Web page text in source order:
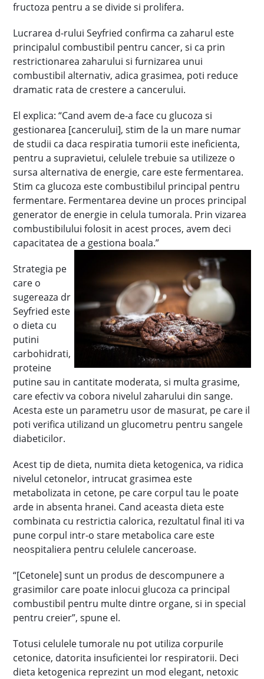
fructoza pentru a se divide si prolifera.
Lucrarea d-rului Seyfried confirma ca zaharul este
principalul combustibil pentru cancer, si ca prin
restrictionarea zaharului si furnizarea unui
combustibil alternativ, adica grasimea, poti reduce
dramatic rata de crestere a cancerului.
El explica: “Cand avem de-a face cu glucoza si
gestionarea [cancerului], stim de la un mare numar
de studii ca daca respiratia tumorii este ineficienta,
pentru a supravietui, celulele trebuie sa utilizeze o
sursa alternativa de energie, care este fermentarea.
Stim ca glucoza este combustibilul principal pentru
fermentare. Fermentarea devine un proces principal
generator de energie in celula tumorala. Prin vizarea
combustibilului folosit in acest proces, avem deci
capacitatea de a gestiona boala.”
Strategia pe
care o
sugereaza dr
Seyfried este
o dieta cu
putini
carbohidrati,
proteine
putine sau in cantitate moderata, si multa grasime,
care efectiv va cobora nivelul zaharului din sange.
Acesta este un parametru usor de masurat, pe care il
poti verifica utilizand un glucometru pentru sangele
diabeticilor.
Acest tip de dieta, numita dieta ketogenica, va ridica
nivelul cetonelor, intrucat grasimea este
metabolizata in cetone, pe care corpul tau le poate
arde in absenta hranei. Cand aceasta dieta este
combinata cu restrictia calorica, rezultatul final iti va
pune corpul intr-o stare metabolica care este
neospitaliera pentru celulele canceroase.
“[Cetonele] sunt un produs de descompunere a
grasimilor care poate inlocui glucoza ca principal
combustibil pentru multe dintre organe, si in special
pentru creier”, spune el.
Totusi celulele tumorale nu pot utiliza corpurile
cetonice, datorita insuficientei lor respiratorii. Deci
dieta ketogenica reprezint un mod elegant, netoxic